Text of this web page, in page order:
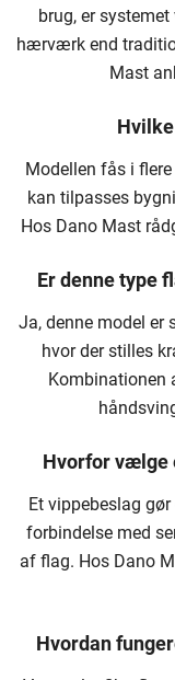
brug, er
hærværk end
Mast
Modellen fås i
kan tilpasses
Hos Dano Mast
Er denne type
Ja, denne model er
hvor der stilles
Kombinationen
Hvorfor vælge
Et vippebeslag
forbindelse med
af flag. Hos Dano
Hvordan